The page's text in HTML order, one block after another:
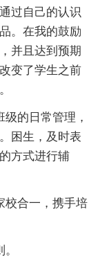
过自己的认识
。在我的鼓励
并且达到预期
变了学生之前
的日常管理，
困生，及时表
方式进行辅
校合一，携手培